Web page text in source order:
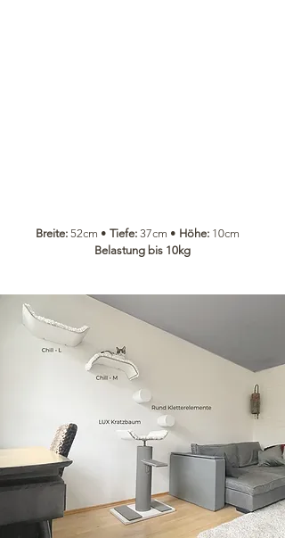
Breite:52cm • Tiefe:37cm • Höhe:10cm
Belastung bis 10kg